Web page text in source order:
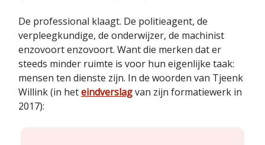
De professional klaagt. De politieagent, de
verpleegkundige, de onderwijzer, de machinist
enzovoort enzovoort. Want die merken dat er
steeds minder ruimte is voor hun eigenlijke taak:
mensen ten dienste zijn. In de woorden van Tjeenk
Willink (in heteindverslagvan zijn formatiewerk in
2017):